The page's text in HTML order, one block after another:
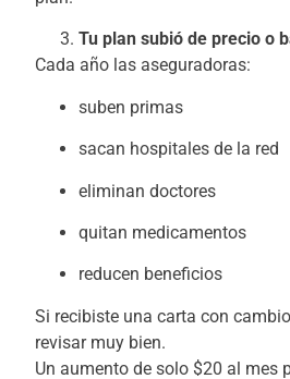
Tu plan subió de precio o
Cada año las aseguradoras:
suben primas
sacan hospitales de la red
eliminan doctores
quitan medicamentos
reducen beneficios
Si recibiste una carta con
revisar muy bien.
Un aumento de solo $20 al mes